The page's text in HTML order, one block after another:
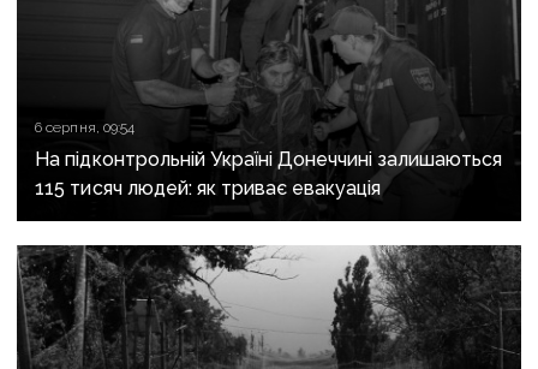
6 серпня, 09:54
На підконтрольній Україні Донеччині залишаються
115 тисяч людей: як триває евакуація